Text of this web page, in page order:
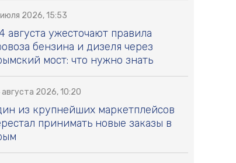
2026, 15:53
августа ужесточают правила
бензина и дизеля через
мост: что нужно знать
2026, 10:20
из крупнейших маркетплейсов
принимать новые заказы в